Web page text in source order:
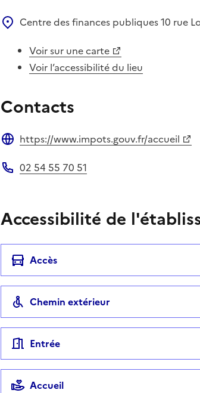
Centre des finances publiques10 rue
Voir sur une carte
Voir l’accessibilité du lieu
Contacts
https://www.impots.gouv.fr/accueil
02 54 55 70 51
Accessibilité de
Accès
Chemin extérieur
Entrée
Accueil